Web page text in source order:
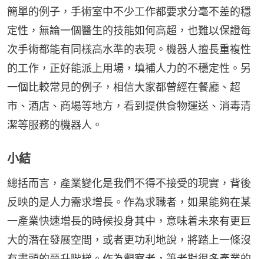
簡單的例子，手術室中不少工作都要求分毫不差的穩
定性，無論一個醫生的技能如何高超，也難以保證每
次手術都能有同樣高水準的表現。機器人擅長重複性
的工作，正好能派上用場，填補人力的不穩定性。另
一個比較常見的例子，相信大家都曾經在餐廳、超
市、酒店、商場等地方，看到提供食物運送、消毒清
潔等服務的機器人。
小結
總括而言，產業變化是我們不得不接受的現實，背後
反映的是人力需求增長。作為求職者，如果能夠在某
一產業快速增長的時候投身其中，意味着未來有更巨
大的潛在發展空間，或者更功利地說，將踏上一條沒